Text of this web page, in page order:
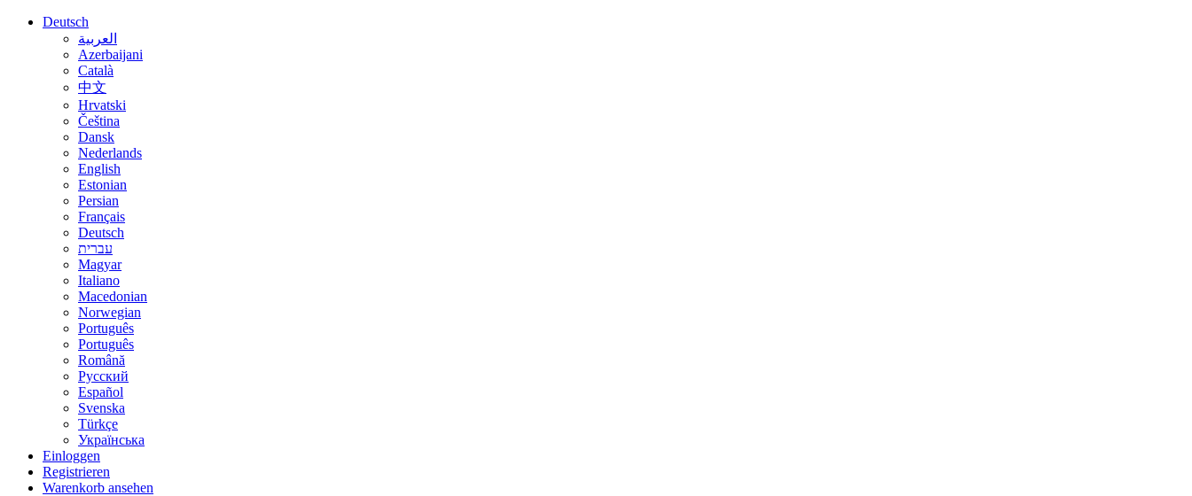
Deutsch
العربية
Azerbaijani
Català
中文
Hrvatski
Čeština
Dansk
Nederlands
English
Estonian
Persian
Français
Deutsch
עברית
Magyar
Italiano
Macedonian
Norwegian
Português
Português
Română
Русский
Español
Svenska
Türkçe
Українська
Einloggen
Registrieren
Warenkorb ansehen